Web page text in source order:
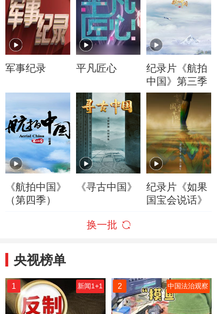
军事纪录 平凡匠心
纪录片《航拍
中国》第三季
《航拍中国》
（第四季）
《寻古中国》
纪录片《如果
国宝会说话》
换一批
央视榜单
1 新闻1+1 2 中国法治观察